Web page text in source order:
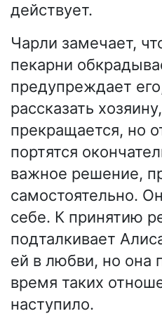
действует.
Чарли замечает,
пекарни
предупреждает
рассказать
прекращается, но
портятся
важное решение,
самостоятельно.
себе. К принятию
подталкивает
ей в любви, но она
время таких
наступило.